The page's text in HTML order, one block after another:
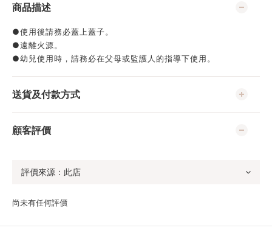
商品描述
●使用後請務必蓋上蓋子。
●遠離火源。
●幼兒使用時，請務必在父母或監護人的指導下使用。
送貨及付款方式
顧客評價
尚未有任何評價